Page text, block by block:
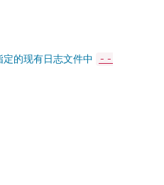
的现有日志文件中
--